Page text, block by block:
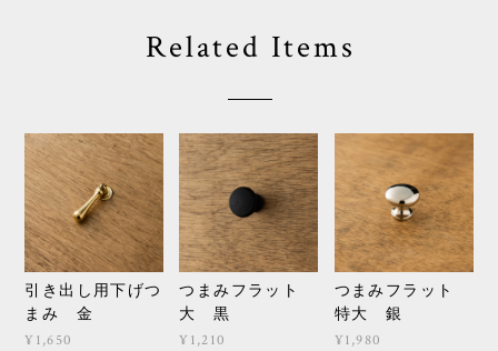
Related Items
引き出し用下げつ
まみ 金
¥1,650
つまみフラット
大 黒
¥1,210
つまみフラット
特大 銀
¥1,980